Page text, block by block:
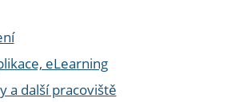
eLearning
a další pracoviště